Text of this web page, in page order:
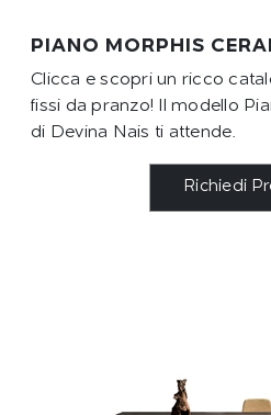
PIANO MORPHIS
Clicca e scopri un ricco
fissi da pranzo! Il modello
di Devina Nais ti attende.
Richiedi